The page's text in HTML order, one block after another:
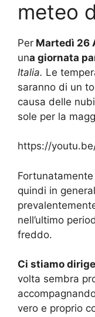
meteo
Per Martedì 26
una giornata
Italia. Le
saranno di un
causa delle
sole per la
https://
Fortunatamente
quindi in
nell’ultimo
freddo.
Ci stiamo
volta sembra
vero e proprio